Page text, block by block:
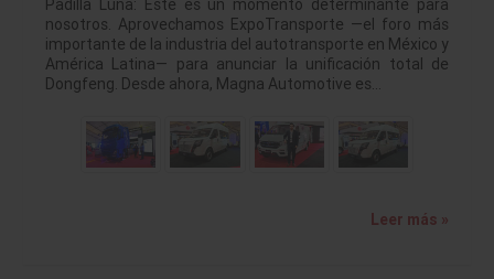
Padilla Luna: Este es un momento determinante para
nosotros. Aprovechamos ExpoTransporte —el foro más
importante de la industria del autotransporte en México y
América Latina— para anunciar la unificación total de
Dongfeng. Desde ahora, Magna Automotive es…
Leer más »